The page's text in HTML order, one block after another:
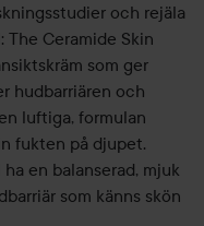
och rejäla
The Ceramide Skin
som ger
hudbarriären och
luftiga, formulan
fukten på djupet.
en balanserad, mjuk
som känns skön